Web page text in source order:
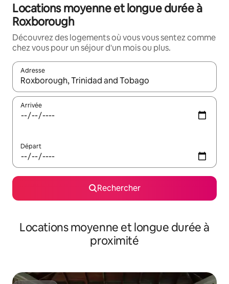
Locations moyenne et longue durée à
Roxborough
Découvrez des logements où vous vous sentez comme
chez vous pour un séjour d'un mois ou plus.
Adresse
Lorsque les résultats s'affichent, utilisez les flèches vers le
Arrivée
Départ
Rechercher
Locations moyenne et longue durée à
proximité